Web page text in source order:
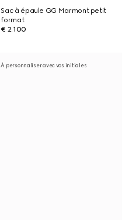
Sac à épaule GG Marmont petit
format
€ 2.100
À personnaliser avec vos initiales